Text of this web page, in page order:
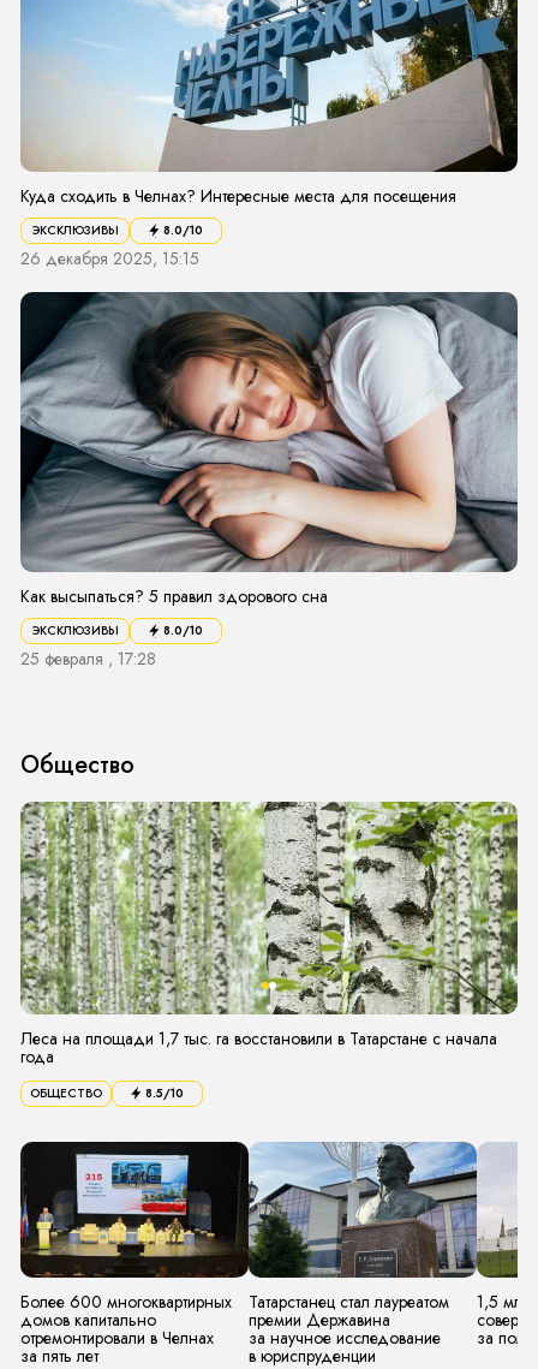
Куда сходить в Челнах? Интересные места для посещения
ЭКСКЛЮЗИВЫ 8.0/10
26 декабря 2025, 15:15
Как высыпаться? 5 правил здорового сна
ЭКСКЛЮЗИВЫ 8.0/10
25 февраля , 17:28
Общество
Леса на площади 1,7 тыс. га восстановили в Татарстане с начала
года
ОБЩЕСТВО 8.5/10
Более 600 многоквартирных
домов капитально
отремонтировали в Челнах
за пять лет
Татарстанец стал лауреатом
премии Державина
за научное исследование
в юриспруденции
1,5 млн
за